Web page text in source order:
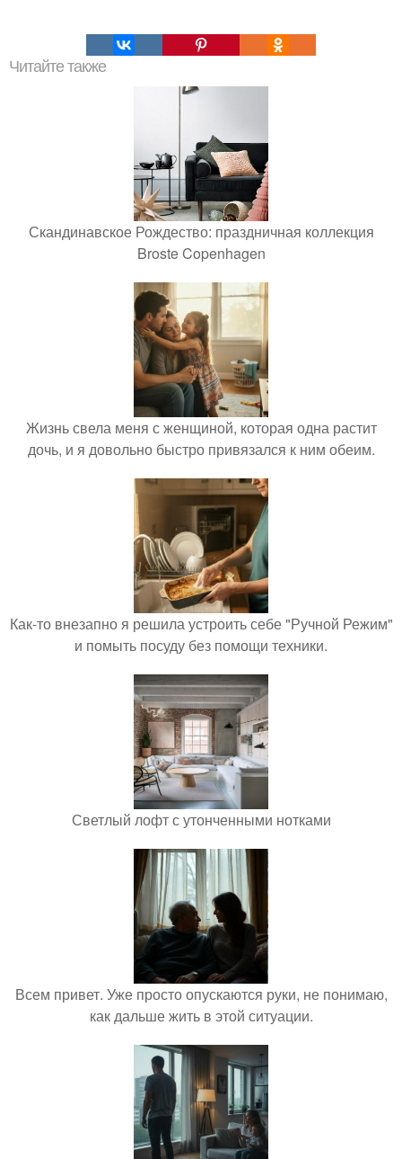
Читайте также
Скандинавское Рождество: праздничная коллекция
Broste Copenhagen
Жизнь свела меня с женщиной, которая одна растит
дочь, и я довольно быстро привязался к ним обеим.
Как-то внезапно я решила устроить себе "Ручной Режим"
и помыть посуду без помощи техники.
Светлый лофт с утонченными нотками
Всем привет. Уже просто опускаются руки, не понимаю,
как дальше жить в этой ситуации.